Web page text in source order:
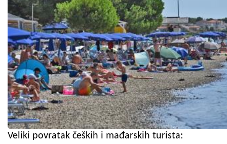
Veliki povratak čeških i mađarskih turista: